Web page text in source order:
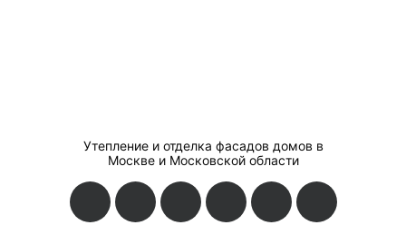
Утепление и отделка фасадов домов в
Москве и Московской области